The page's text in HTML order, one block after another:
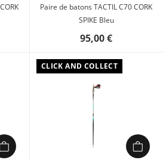
Paire de batons TACTIL C70 CORK
SPIKE Bleu
95,00 €
CLICK AND COLLECT